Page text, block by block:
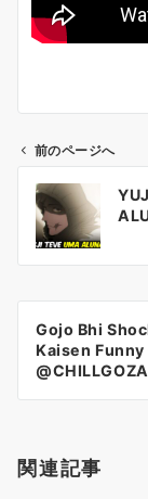
ン
前のページへ
Gojo Bhi
Kaisen Funny
関連記事